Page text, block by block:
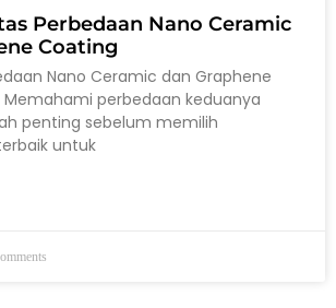
Perbedaan Nano Ceramic
Coating
Nano Ceramic dan Graphene
perbedaan keduanya
penting sebelum memilih
untuk